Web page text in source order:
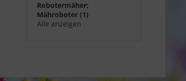
Robotermäher;
Mähroboter (1)
Alle anzeigen